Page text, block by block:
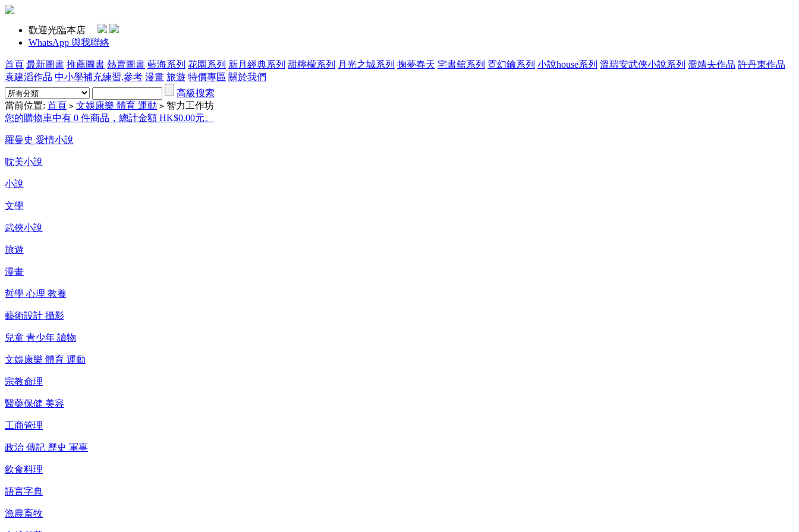
歡迎光臨本店
WhatsApp 與我聯絡
首頁 最新圖書 推薦圖書 熱賣圖書 藍海系列 花園系列 新月經典系列 甜檸檬系列 月光之城系列 掬夢春天 宅書舘系列 霓幻鑰系列 小說house系列 溫瑞安武俠小說系列 喬靖夫作品 許丹東作品
袁建滔作品 中小學補充練習,參考 漫畫 旅遊 特價專區 關於我們
高級搜索
當前位置: 首頁 > 文娛康樂 體育 運動 > 智力工作坊
您的購物車中有 0 件商品，總計金額 HK$0.00元。
羅曼史 愛情小說
耽美小說
小說
文學
武俠小說
旅遊
漫畫
哲學 心理 教養
藝術設計 攝影
兒童 青少年 讀物
文娛康樂 體育 運動
宗教命理
醫藥保健 美容
工商管理
政治 傳記 歷史 軍事
飲食料理
語言字典
漁農畜牧